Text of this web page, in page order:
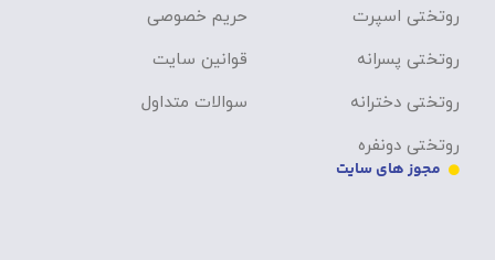
روتختی اسپرت
روتختی پسرانه
روتختی دخترانه
روتختی دونفره
حریم خصوصی
قوانین سایت
سوالات متداول
مجوز های سایت